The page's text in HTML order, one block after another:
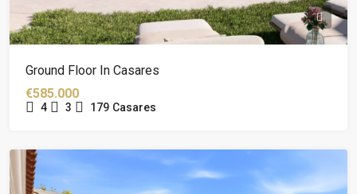
Ground Floor In Casares
€585.000
4 3 179 Casares